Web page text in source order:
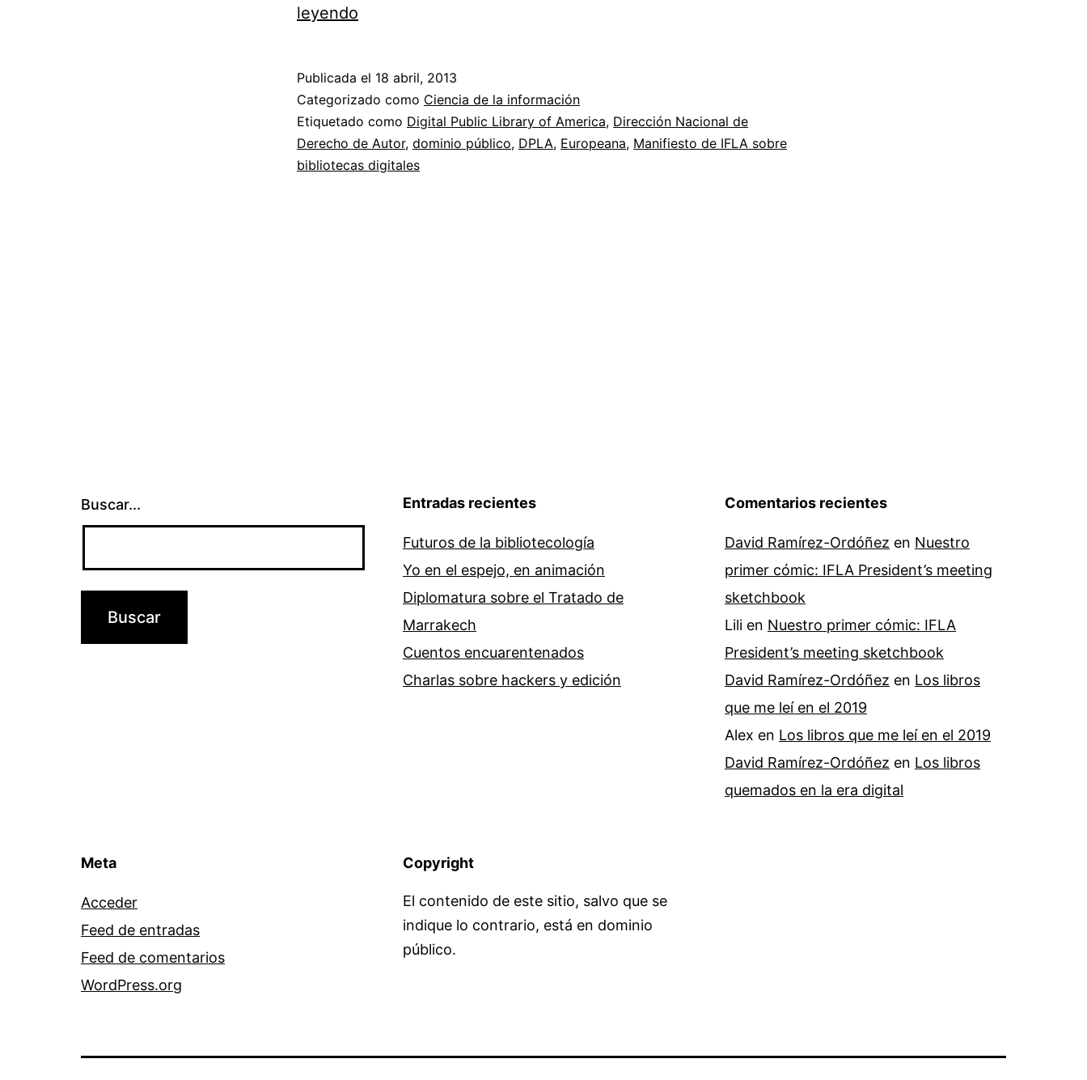
leyendo
Biblioteca
Pública
Digital
de
Publicada el 18 abril, 2013
Categorizado como Ciencia de la información
Etiquetado como Digital Public Library of America, Dirección Nacional de
Derecho de Autor, dominio público, DPLA, Europeana, Manifiesto de IFLA sobre
bibliotecas digitales
Buscar... Entradas recientes
Futuros de la bibliotecología
Yo en el espejo, en animación
Diplomatura sobre el Tratado de
Marrakech
Cuentos encuarentenados
Charlas sobre hackers y edición
Comentarios recientes
David Ramírez-Ordóñez en Nuestro
primer cómic: IFLA President’s meeting
sketchbook
Lili en Nuestro primer cómic: IFLA
President’s meeting sketchbook
David Ramírez-Ordóñez en Los libros
que me leí en el 2019
Alex en Los libros que me leí en el 2019
David Ramírez-Ordóñez en Los libros
quemados en la era digital
Meta
Acceder
Feed de entradas
Feed de comentarios
WordPress.org
Copyright
El contenido de este sitio, salvo que se
indique lo contrario, está en dominio
público.